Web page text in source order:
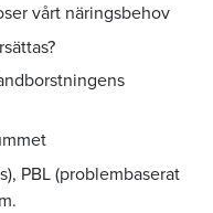
vårt näringsbehov
PBL (problembaserat